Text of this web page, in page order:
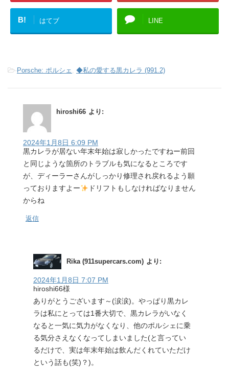
B! はてブ LINE
-Porsche: ポルシェ , ◆私の愛する黒カレラ (991.2)
hiroshi66 より:
2024年1月8日 6:09 PM
黒カレラが居ない年末年始は寂しかったですねー前回
と同じような箇所のトラブルも気になるところです
が、ディーラーさんがしっかり修理され戻れるよう願
っておりますよー
ドリフトもしなければなりません
からね
返信
Rika (911supercars.com) より:
2024年1月8日 7:07 PM
hiroshi66様
ありがとうございます～(涙涙)。やっぱり黒カレ
ラは私にとっては1番大切で、黒カレラがいなく
なると一気に気力がなくなり、他のポルシェに乗
る気分さえなくなってしまいました(と言ってい
るだけで、実は年末年始は飲んだくれていただけ
という話も(笑)？)。